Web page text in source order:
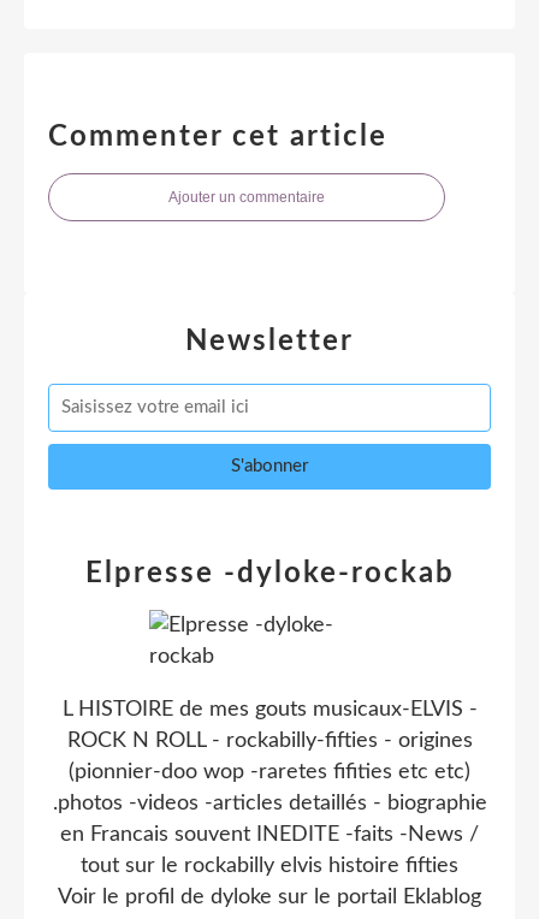
Commenter cet article
Ajouter un commentaire
Newsletter
Elpresse -dyloke-rockab
L HISTOIRE de mes gouts musicaux-ELVIS -
ROCK N ROLL - rockabilly-fifties - origines
(pionnier-doo wop -raretes fifities etc etc)
.photos -videos -articles detaillés - biographie
en Francais souvent INEDITE -faits -News /
tout sur le rockabilly elvis histoire fifties
Voir le profil de dyloke sur le portail Eklablog